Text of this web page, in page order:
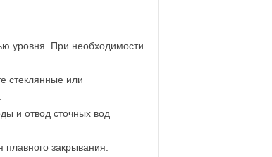
уровня. При необходимости
стеклянные или
и отвод сточных вод
закрывания.